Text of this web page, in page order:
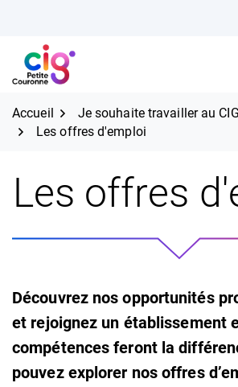
contenu
CIG Petite Couronne
Expertise et
Accueil
Je souhaite travailler au
Les offres d'emploi
Les offres
Découvrez nos opportunités
et rejoignez un établissement
compétences feront la
pouvez explorer nos offres